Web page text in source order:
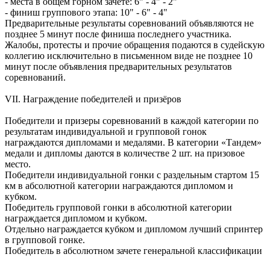
- финиш группового этапа: 10" - 6" - 4"
Предварительные результаты соревнований объявляются не
позднее 5 минут после финиша последнего участника.
Жалобы, протесты и прочие обращения подаются в судейскую
коллегию исключительно в письменном виде не позднее 10
минут после объявления предварительных результатов
соревнований.
VII. Награждение победителей и призёров
Победители и призеры соревнований в каждой категории по
результатам индивидуальной и групповой гонок
награждаются дипломами и медалями. В категории «Тандем»
медали и дипломы даются в количестве 2 шт. на призовое
место.
Победители индивидуальной гонки с раздельным стартом 15
км в абсолютной категории награждаются дипломом и
кубком.
Победитель групповой гонки в абсолютной категории
награждается дипломом и кубком.
Отдельно награждается кубком и дипломом лучший спринтер
в групповой гонке.
Победитель в абсолютном зачете генеральной классификации